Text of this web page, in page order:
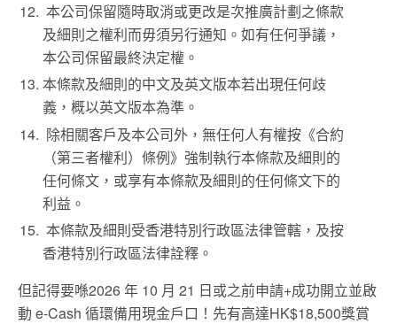
本公司保留隨時取消或更改是次推廣計劃之條款
及細則之權利而毋須另行通知。如有任何爭議，
本公司保留最終決定權。
本條款及細則的中文及英文版本若出現任何歧
義，概以英文版本為準。
除相關客戶及本公司外，無任何人有權按《合約
（第三者權利）條例》強制執行本條款及細則的
任何條文，或享有本條款及細則的任何條文下的
利益。
本條款及細則受香港特別行政區法律管轄，及按
香港特別行政區法律詮釋。
但記得要喺2026 年 10 月 21 日或之前申請+成功開立並啟
動 e-Cash 循環備用現金戶口！先有高達HK$18,500獎賞